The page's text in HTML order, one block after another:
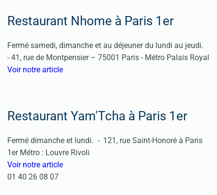
Restaurant Nhome à Paris 1er
Fermé samedi, dimanche et au déjeuner du lundi au jeudi.
- 41, rue de Montpensier – 75001 Paris - Métro Palais Royal
Voir notre article
Restaurant Yam'Tcha à Paris 1er
Fermé dimanche et lundi. - 121, rue Saint-Honoré à Paris
1er Métro : Louvre Rivoli
Voir notre article
01 40 26 08 07